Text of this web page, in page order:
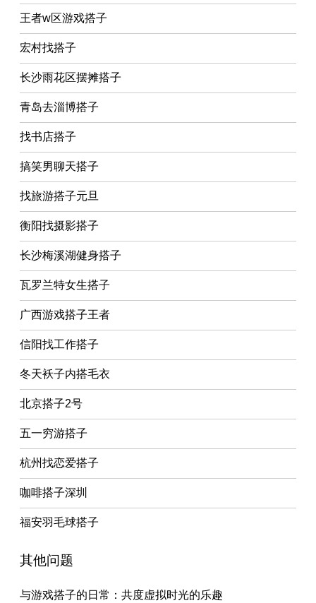
王者w区游戏搭子
宏村找搭子
长沙雨花区摆摊搭子
青岛去淄博搭子
找书店搭子
搞笑男聊天搭子
找旅游搭子元旦
衡阳找摄影搭子
长沙梅溪湖健身搭子
瓦罗兰特女生搭子
广西游戏搭子王者
信阳找工作搭子
冬天袄子内搭毛衣
北京搭子2号
五一穷游搭子
杭州找恋爱搭子
咖啡搭子深圳
福安羽毛球搭子
其他问题
与游戏搭子的日常：共度虚拟时光的乐趣